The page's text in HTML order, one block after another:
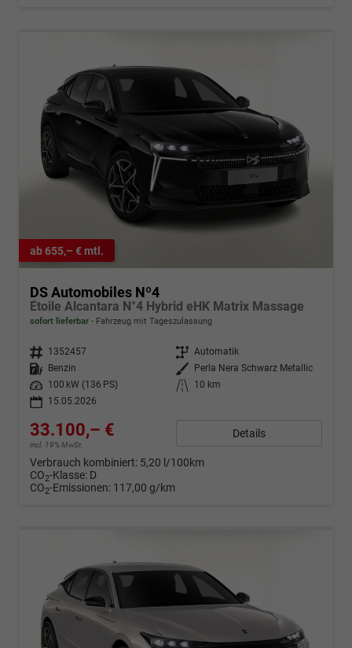
ab 655,– € mtl.
DS Automobiles Nº4
Étoile Alcantara N°4 Hybrid eHK Matrix Massage
sofort lieferbar Fahrzeug mit Tageszulassung
Fahrzeugnr. 1352457 Getriebe Automatik
Kraftstoff
Benzin Außenfarbe
Perla Nera Schwarz Metallic
Leistung
100 kW (136 PS) Kilometerstand
10 km
15.05.2026
33.100,– €
incl. 19% MwSt.
Details
Verbrauch kombiniert: 5,20 l/100km
CO2-Klasse: D
CO2-Emissionen: 117,00 g/km